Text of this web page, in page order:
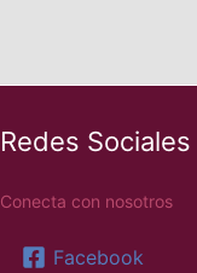
Redes Sociales
Conecta con nosotros
Facebook